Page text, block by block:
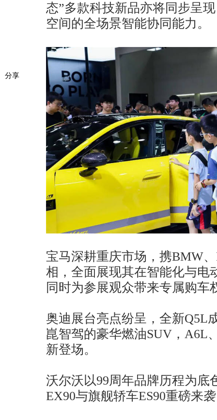
分享
态”多款科技新品亦将同步呈
空间的全场景智能协同能力。
宝马深耕重庆市场，携BMW
相，全面展现其在智能化与电
同时为参展观众带来专属购车
奥迪展台亮点纷呈，全新Q5L
崑智驾的豪华燃油SUV，A6L
新登场。
沃尔沃以99周年品牌历程为底
EX90与旗舰轿车ES90重磅来